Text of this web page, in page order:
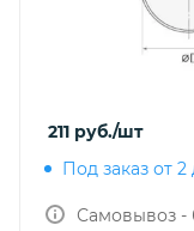
211 руб./шт
Под заказ от 2
Самовывоз -